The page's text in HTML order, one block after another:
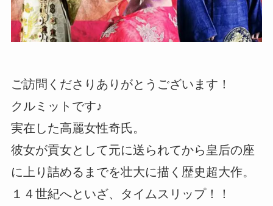
ご訪問くださりありがとうございます！
クルミットです♪
実在した高麗女性奇氏。
彼女が貢女として元に送られてから皇后の座
に上り詰めるまでを壮大に描く歴史超大作。
１４世紀へといざ、タイムスリップ！！